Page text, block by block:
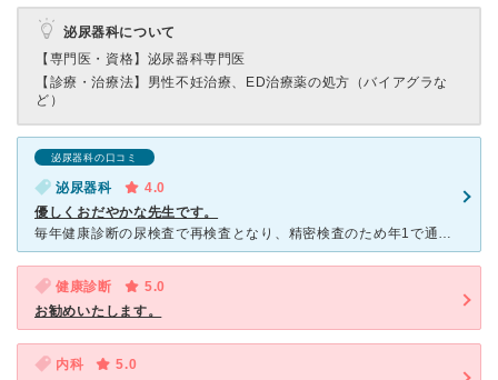
泌尿器科について
【専門医・資格】 泌尿器科専門医
【診療・治療法】 男性不妊治療、ED治療薬の処方（バイアグラな
ど）
泌尿器科の口コミ
泌尿器科
4.0
優しくおだやかな先生です。
毎年健康診断の尿検査で再検査となり、精密検査のため年1で通っています。 今は火曜、木曜で予約のみです。 診察、尿検査、結果説明でスムーズです。 銀座駅からすぐのビル内にあるこじんまりとし
健康診断
5.0
お勧めいたします。
内科
5.0